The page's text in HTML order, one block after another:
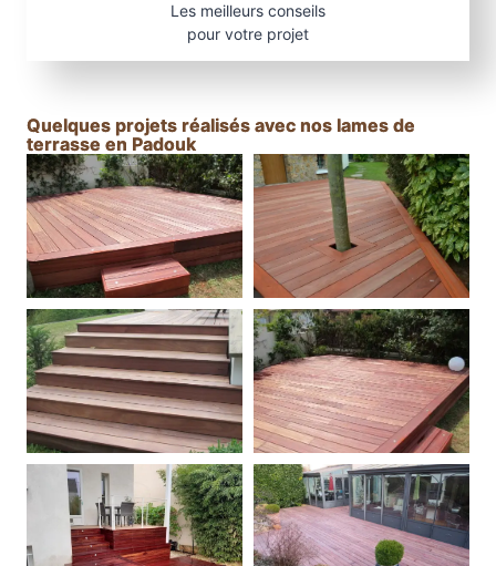
Les meilleurs conseils
pour votre projet
Quelques projets réalisés avec nos lames de
terrasse en Padouk